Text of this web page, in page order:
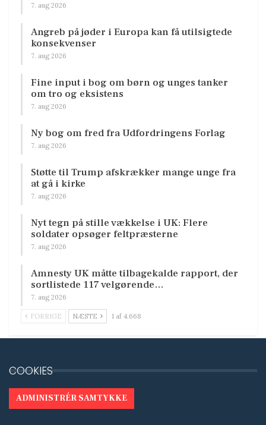
7. aug 2026
Angreb på jøder i Europa kan få utilsigtede
konsekvenser
7. aug 2026
Fine input i bog om børn og unges tanker
om tro og eksistens
7. aug 2026
Ny bog om fred fra Udfordringens Forlag
7. aug 2026
Støtte til Trump afskrækker mange unge fra
at gå i kirke
7. aug 2026
Nyt tegn på stille vækkelse i UK: Flere
soldater opsøger feltpræsterne
7. aug 2026
Amnesty UK måtte tilbagekalde rapport, der
sortlistede 117 velgørende…
7. aug 2026
FORRIGE NÆSTE 1 af 4.668
COOKIES
ADMINISTRÉR SAMTYKKE